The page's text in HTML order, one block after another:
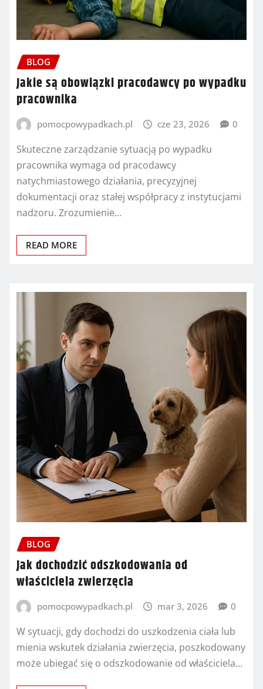
BLOG
Jakie są obowiązki pracodawcy po wypadku
pracownika
pomocpowypadkach.pl cze 23, 2026 0
Skuteczne zarządzanie sytuacją po wypadku
pracownika wymaga od pracodawcy
natychmiastowego działania, precyzyjnej
dokumentacji oraz stałej współpracy z instytucjami
nadzoru. Zrozumienie…
READ MORE
BLOG
Jak dochodzić odszkodowania od
właściciela zwierzęcia
pomocpowypadkach.pl mar 3, 2026 0
W sytuacji, gdy dochodzi do uszkodzenia ciała lub
mienia wskutek działania zwierzęcia, poszkodowany
może ubiegać się o odszkodowanie od właściciela…